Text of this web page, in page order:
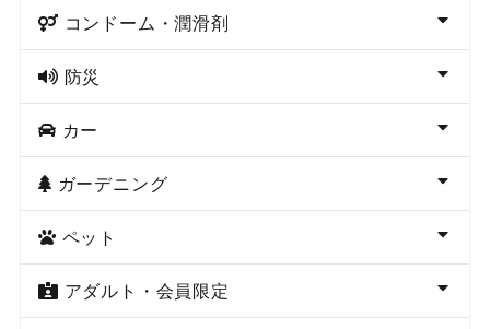
コンドーム・潤滑剤
防災
カー
ガーデニング
ペット
アダルト・会員限定